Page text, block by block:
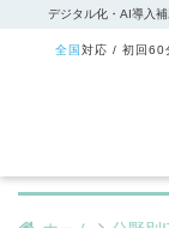
デジタル化・AI導入
全国 対応 / 初回60